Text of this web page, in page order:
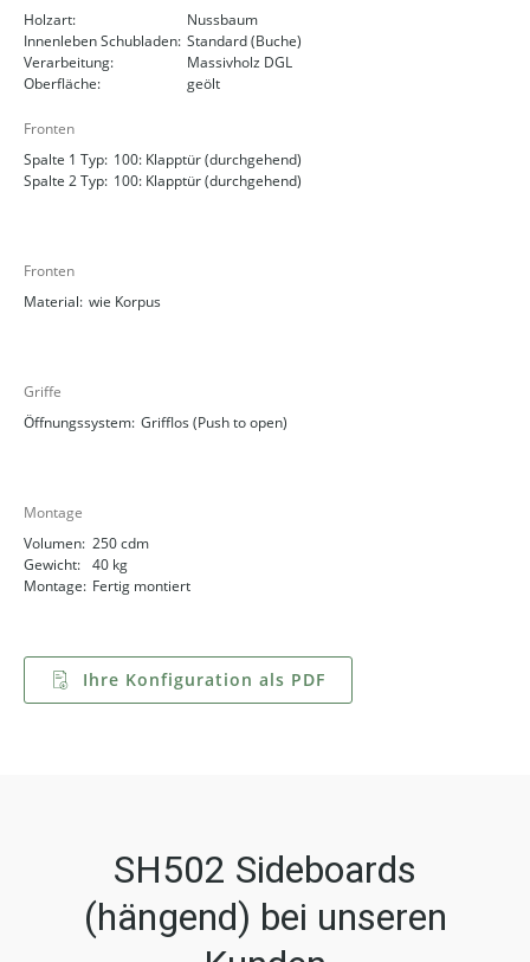
Holzart:
Nussbaum
Innenleben Schubladen: Standard (Buche)
Verarbeitung:
Massivholz DGL
Oberfläche:
geölt
Fronten
Spalte 1 Typ: 100: Klapptür (durchgehend)
Spalte 2 Typ: 100: Klapptür (durchgehend)
Fronten
Material: wie Korpus
Griffe
Öffnungssystem: Grifflos (Push to open)
Montage
Volumen: 250 cdm
Gewicht: 40 kg
Montage: Fertig montiert
Ihre Konfiguration als PDF
SH502 Sideboards
(hängend) bei unseren